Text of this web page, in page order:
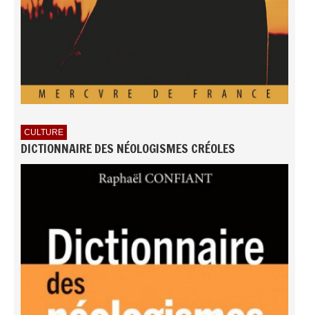
CULTURE
DICTIONNAIRE DES NÉOLOGISMES CRÉOLES